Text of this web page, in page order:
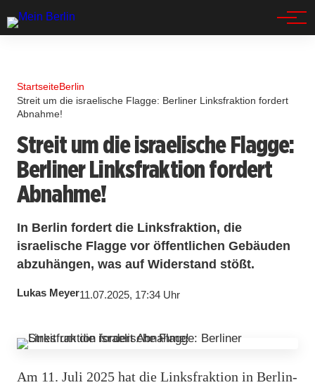
StartseiteBerlin
Streit um die israelische Flagge: Berliner Linksfraktion fordert
Abnahme!
Streit um die israelische Flagge:
Berliner Linksfraktion fordert
Abnahme!
In Berlin fordert die Linksfraktion, die
israelische Flagge vor öffentlichen Gebäuden
abzuhängen, was auf Widerstand stößt.
Lukas Meyer11.07.2025, 17:34 Uhr
Am 11. Juli 2025 hat die Linksfraktion in Berlin-